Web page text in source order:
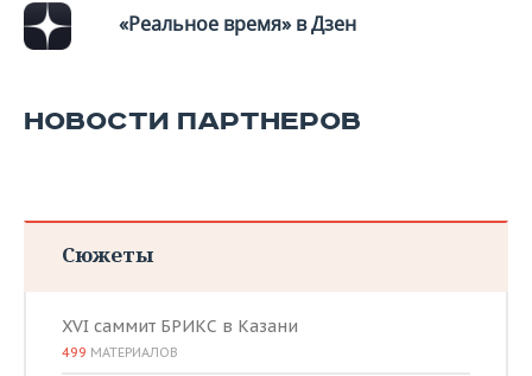
«Реальное время» в Дзен
НОВОСТИ ПАРТНЕРОВ
Сюжеты
XVI саммит БРИКС в Казани
499 МАТЕРИАЛОВ